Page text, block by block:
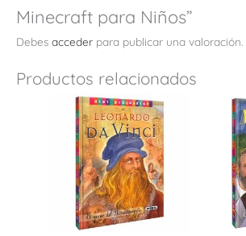
Minecraft para Niños”
Debes acceder para publicar una valoración.
Productos relacionados